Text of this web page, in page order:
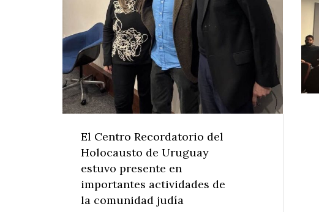
El Centro Recordatorio del
Holocausto de Uruguay
estuvo presente en
importantes actividades de
la comunidad judía